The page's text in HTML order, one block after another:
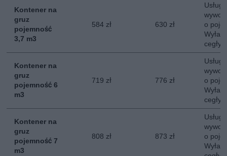
Kontener na
gruz
pojemność
3,7 m3
584 zł 630 zł
o
cegły,
Kontener na
gruz
pojemność 6
m3
719 zł 776 zł
o
cegły,
Kontener na
gruz
pojemność 7
m3
808 zł 873 zł
o